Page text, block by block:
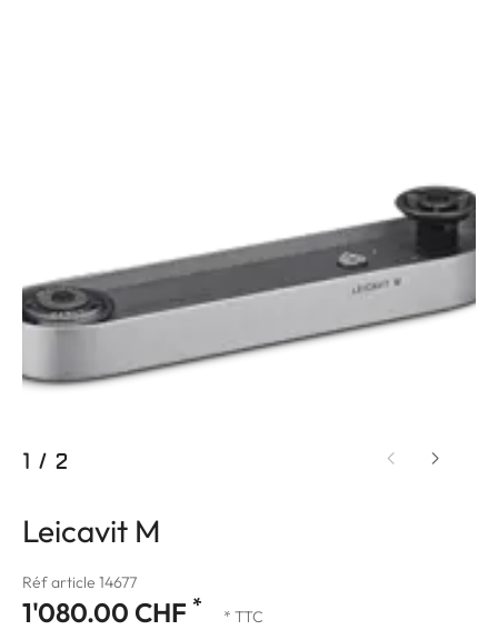
1 / 2
Leicavit M
Réf article 14677
1'080.00 CHF * * TTC